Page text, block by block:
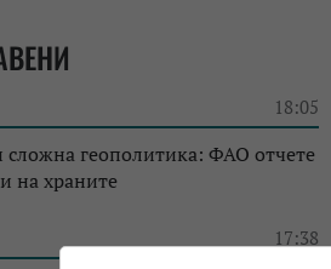
18:05
сложна геополитика: ФАО отчете
на храните
17:38